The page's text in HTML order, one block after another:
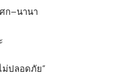
ก–นานา
ม่ปลอดภัย”